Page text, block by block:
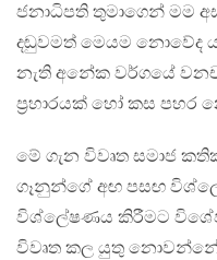
ජනාධිපති තුමාගෙන් මම
දඬුවමත් මෙයම නොවේද
නැති අනේක වර්ගයේ
ප්‍රහාරයක් හෝ කස පහර
මේ ගැන විවෘත සමාජ
ගෑනුන්ගේ අඟ පසඟ
විශ්ලේෂණය කිරීමට
විවෘත කල යුතු